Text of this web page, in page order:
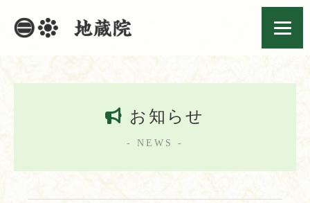
お知らせ
- NEWS -